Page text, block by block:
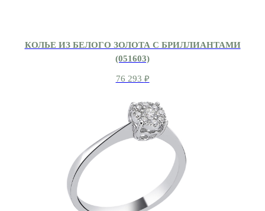
КОЛЬЕ ИЗ БЕЛОГО ЗОЛОТА С БРИЛЛИАНТАМИ
(051603)
76 293 ₽